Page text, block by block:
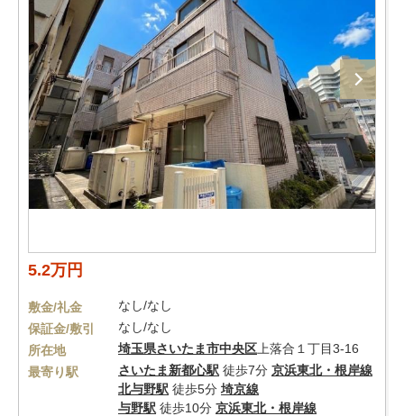
5.2万円
敷金/礼金
なし/なし
保証金/敷引
なし/なし
所在地
埼玉県さいたま市中央区 上落合１丁目3-16
最寄り駅
さいたま新都心駅 徒歩7分 京浜東北・根岸線
北与野駅 徒歩5分 埼京線
与野駅 徒歩10分 京浜東北・根岸線